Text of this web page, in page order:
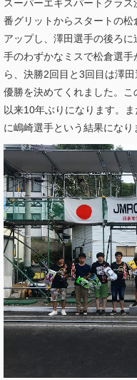
スーパーエキスパートクラ
番グリットからスタートの
アップし、澤田選手の後ろ
手のわずかなミスで松倉選
ら、決勝2回目と3回目は澤
優勝を決めてくれました。
以来10年ぶりになります。
に嶋崎選手という結果になり